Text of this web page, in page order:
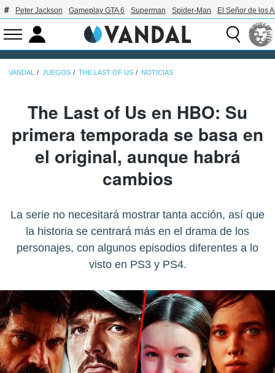
Peter Jackson Gameplay GTA 6 Superman Spider-Man El Señor de los
VANDAL JUEGOS THE LAST OF US NOTICIAS
The Last of Us en HBO: Su
primera temporada se basa en
el original, aunque habrá
cambios
La serie no necesitará mostrar tanta acción, así que
la historia se centrará más en el drama de los
personajes, con algunos episodios diferentes a lo
visto en PS3 y PS4.